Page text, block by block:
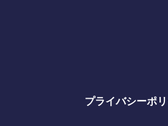
プライバシーポ